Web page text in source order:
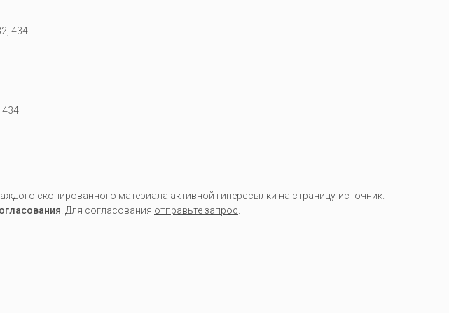
434
434
скопированного материала активной гиперссылки на страницу-источник.
. Для согласования отправьте запрос.